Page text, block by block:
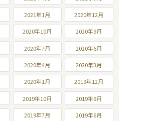
2021年1月 2020年12月
2020年10月 2020年9月
2020年7月 2020年6月
2020年4月 2020年3月
2020年1月 2019年12月
2019年10月 2019年9月
2019年7月 2019年6月